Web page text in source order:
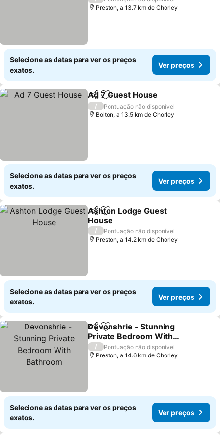
Preston, a 13.7 km de Chorley
Selecione as datas para ver os preços
exatos.
Ver preços
PartilharAdicionar aos favoritos
Ad 7 Guest House
/
Pontuação não disponível
Bolton, a 13.5 km de Chorley
Selecione as datas para ver os preços
exatos.
Ver preços
PartilharAdicionar aos favoritos
Ashton Lodge Guest
House
Ver preços
/
Pontuação não disponível
Preston, a 14.2 km de Chorley
Selecione as datas para ver os preços
exatos.
Ver preços
PartilharAdicionar aos favoritos
Devonshrie - Stunning
Private Bedroom With
Bathroom
Ver preços
/
Pontuação não disponível
Preston, a 14.6 km de Chorley
Selecione as datas para ver os preços
exatos.
Ver preços